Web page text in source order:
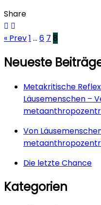
Share
« Prev1 … 6 7 8
Neueste
Metakritische
Läusemenschen –
Von
Die letzte Chance
Kategorien